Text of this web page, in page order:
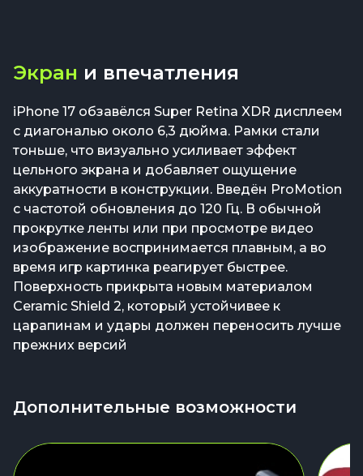
Экран и впечатления
iPhone 17 обзавёлся Super Retina XDR дисплеем
с диагональю около 6,3 дюйма. Рамки стали
тоньше, что визуально усиливает эффект
цельного экрана и добавляет ощущение
аккуратности в конструкции. Введён ProMotion
с частотой обновления до 120 Гц. В обычной
прокрутке ленты или при просмотре видео
изображение воспринимается плавным, а во
время игр картинка реагирует быстрее.
Поверхность прикрыта новым материалом
Ceramic Shield 2, который устойчивее к
царапинам и удары должен переносить лучше
прежних версий
Дополнительные возможности